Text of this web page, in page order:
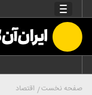
صفحه نخست اقتصاد